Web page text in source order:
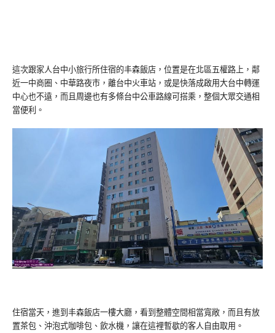
這次跟家人台中小旅行所住宿的丰森飯店，位置是在北區五權路上，鄰
近一中商圈、中華路夜市，離台中火車站，或是快落成啟用大台中轉運
中心也不遠，而且周邊也有多條台中公車路線可搭乘，整個大眾交通相
當便利。
住宿當天，進到丰森飯店一樓大廳，看到整體空間相當寬敞，而且有放
置茶包、沖泡式咖啡包、飲水機，讓在這裡暫歇的客人自由取用。